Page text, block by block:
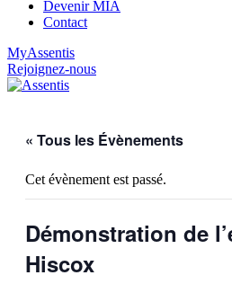
Devenir MIA
Contact
MyAssentis
Rejoignez-nous
« Tous les Évènements
Cet évènement est passé.
Démonstration de
Hiscox